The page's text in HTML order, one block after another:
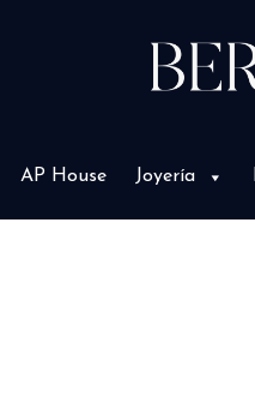
AP House Joyería